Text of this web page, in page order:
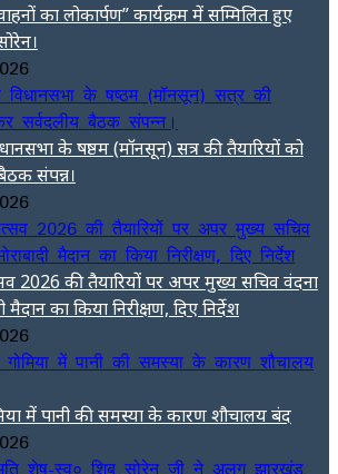
का लोकार्पण” कार्यक्रम में सम्मिलित हुए
के षष्ठम (मॉनसून) सत्र की तैयारियों को
संपन्न।
2026 की तैयारियों पर अपर मुख्य सचिव वंदना
मैदान का किया निरीक्षण, दिए निर्देश
में पानी की समस्या के कारण शौचालय बंद